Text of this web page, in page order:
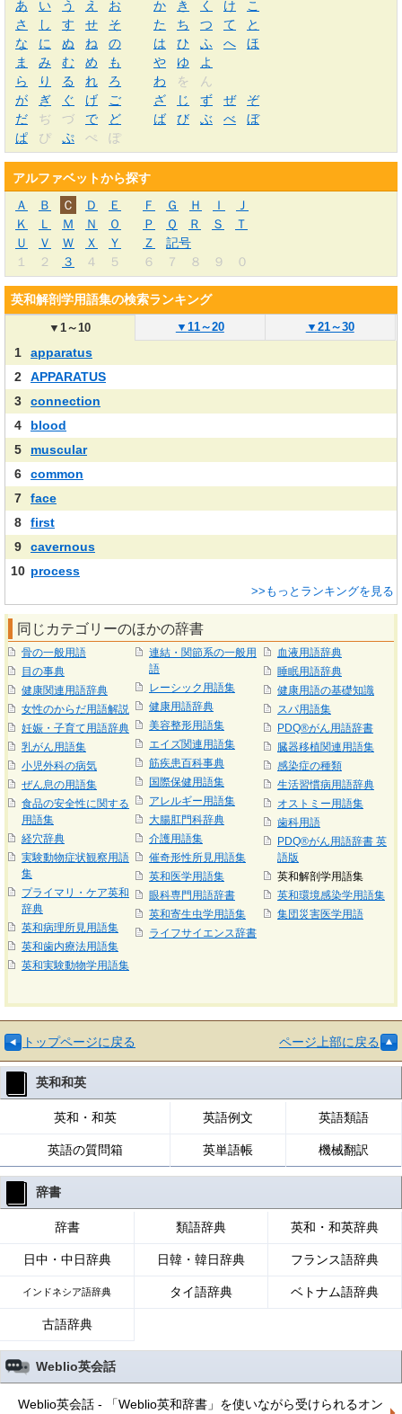
あ い う え お か き く け
こ
さ
し す せ そ た ち つ て
と
な
に ぬ ね の は ひ ふ へ
ほ
ま
み む め も や ゆ
よ
ら
り る れ ろ わ を
ん
が
ぎ ぐ げ ご ざ じ ず ぜ
ぞ
だ
ぢ づ で ど ば び ぶ べ
ぼ
ぱ
ぴ ぷ ぺ ぽ
アルファベットから探す
Ａ
Ｂ Ｃ Ｄ Ｅ Ｆ Ｇ Ｈ Ｉ
Ｊ
Ｋ
Ｌ Ｍ Ｎ Ｏ Ｐ Ｑ Ｒ Ｓ
Ｔ
Ｕ
Ｖ Ｗ Ｘ Ｙ Ｚ
記号
１
２ ３ ４ ５ ６ ７ ８ ９ ０
英和解剖学用語集の検索ランキング
▼1～10 ▼ 11～20 ▼ 21～30
1
apparatus
2
APPARATUS
3
connection
4
blood
5
muscular
6
common
7
face
8
first
9
cavernous
10 process
>>もっとランキングを見る
同じカテゴリーのほかの辞書
骨の一般用語
目の事典
健康関連用語辞典
女性のからだ用語解説
妊娠・子育て用語辞典
乳がん用語集
小児外科の病気
ぜん息の用語集
食品の安全性に関する
用語集
経穴辞典
実験動物症状観察用語
集
プライマリ・ケア英和
辞典
英和病理所見用語集
英和歯内療法用語集
英和実験動物学用語集
連結・関節系の一般用
語
レーシック用語集
健康用語辞典
美容整形用語集
エイズ関連用語集
筋疾患百科事典
国際保健用語集
アレルギー用語集
大腸肛門科辞典
介護用語集
催奇形性所見用語集
英和医学用語集
眼科専門用語辞書
英和寄生虫学用語集
ライフサイエンス辞書
血液用語辞典
睡眠用語辞典
健康用語の基礎知識
スパ用語集
PDQ®がん用語辞書
臓器移植関連用語集
感染症の種類
生活習慣病用語辞典
オストミー用語集
歯科用語
PDQ®がん用語辞書 英
語版
英和解剖学用語集
英和環境感染学用語集
集団災害医学用語
トップページに戻る ページ上部に戻る
英和和英
英和・和英 英語例文 英語類語
英語の質問箱 英単語帳 機械翻訳
辞書
辞書 類語辞典 英和・和英辞典
日中・中日辞典 日韓・韓日辞典 フランス語辞典
インドネシア語辞典 タイ語辞典 ベトナム語辞典
古語辞典
Weblio英会話
Weblio英会話 - 「Weblio英和辞書」を使いながら受けられるオン